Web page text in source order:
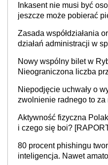
Inkasent nie musi być
jeszcze może pobierać
Zasada współdziałania
działań administracji w
Nowy wspólny bilet w
Nieograniczona liczba
Niepodjęcie uchwały o
zwolnienie radnego to za
sprawy
Aktywność fizyczna
i czego się boi?
80 procent phishingu
inteligencja. Nawet